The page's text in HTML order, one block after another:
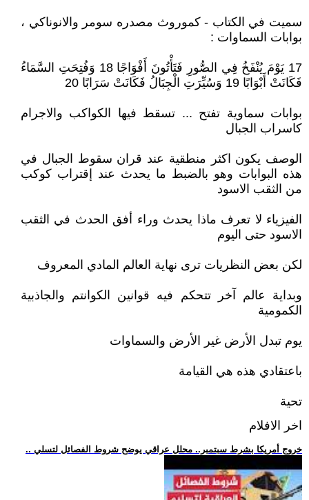
سميت في الكتاب - كموروث مصدره سومر والانوناكي ،
بوابات السماوات :
17 يَوْمَ يُنْفَخُ فِي الصُّورِ فَتَأْتُونَ أَفْوَاجًا 18 وَفُتِحَتِ السَّمَاءُ
فَكَانَتْ أَبْوَابًا 19 وَسُيِّرَتِ الْجِبَالُ فَكَانَتْ سَرَابًا 20
بوابات سماوية تفتح ... تسقط فيها الكواكب والاجرام
كاسراب الجبال
الوصف يكون اكثر منطقية عند قران سقوط الجبال في
هذه البوابات وهو بالضبط ما يحدث عند إقتراب كوكب
من الثقب الاسود
الفيزياء لا تعرف ماذا يحدث وراء أفق الحدث في الثقب
الاسود حتى اليوم
لكن بعض النظريات ترى نهاية العالم المادي المعروف
وبداية عالم آخر تتحكم فيه قوانين الكوانتم والجاذبية
الكمومية
يوم تبدل الأرض غير الأرض والسماوات
باعتقادي هذه هي القيامة
تحية
اخر الافلام
.. خروج أمريكا بشرط سبتمبر.. محلل عراقي يوضح شروط الفصائل لتسلي